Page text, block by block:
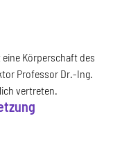
Körperschaft des
Professor Dr.-Ing.
vertreten.